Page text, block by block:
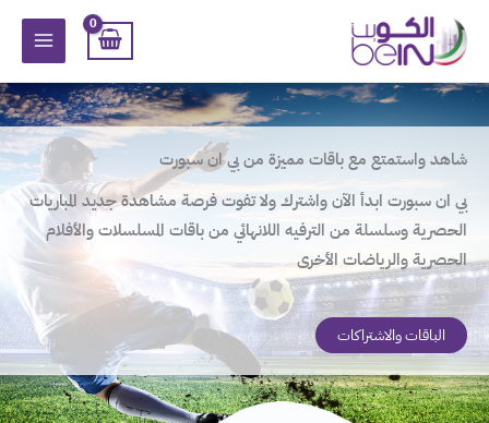
تخطي
المحتوى
شاهد واستمتع مع باقات مميزة من بي ان سبورت
بي ان سبورت ابدأ الآن واشترك ولا تفوت فرصة مشاهدة جديد المباريات
الحصرية وسلسلة من الترفيه اللانهائي من باقات المسلسلات والأفلام
الحصرية والرياضات الأخرى
الباقات والاشتراكات